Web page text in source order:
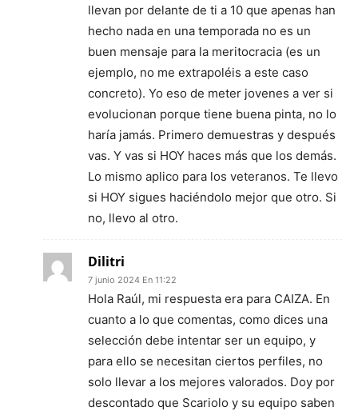
llevan por delante de ti a 10 que apenas han
hecho nada en una temporada no es un
buen mensaje para la meritocracia (es un
ejemplo, no me extrapoléis a este caso
concreto). Yo eso de meter jovenes a ver si
evolucionan porque tiene buena pinta, no lo
haría jamás. Primero demuestras y después
vas. Y vas si HOY haces más que los demás.
Lo mismo aplico para los veteranos. Te llevo
si HOY sigues haciéndolo mejor que otro. Si
no, llevo al otro.
Dilitri
7 junio 2024 En 11:22
Hola Raúl, mi respuesta era para CAIZA. En
cuanto a lo que comentas, como dices una
selección debe intentar ser un equipo, y
para ello se necesitan ciertos perfiles, no
solo llevar a los mejores valorados. Doy por
descontado que Scariolo y su equipo saben